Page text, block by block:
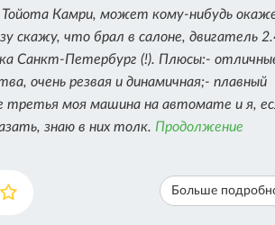
Тойота Камри, может кому-нибудь
скажу, что брал в салоне, двигатель
Санкт-Петербург (!). Плюсы:-
очень резвая и динамичная;- плавный
моя машина на автомате и я,
знаю в них толк. Продолжение
Больше